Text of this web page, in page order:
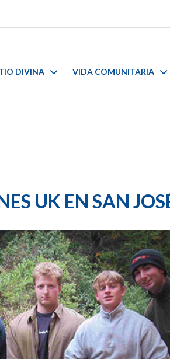
DIVINA VIDA COMUNITARIA
UK EN SAN